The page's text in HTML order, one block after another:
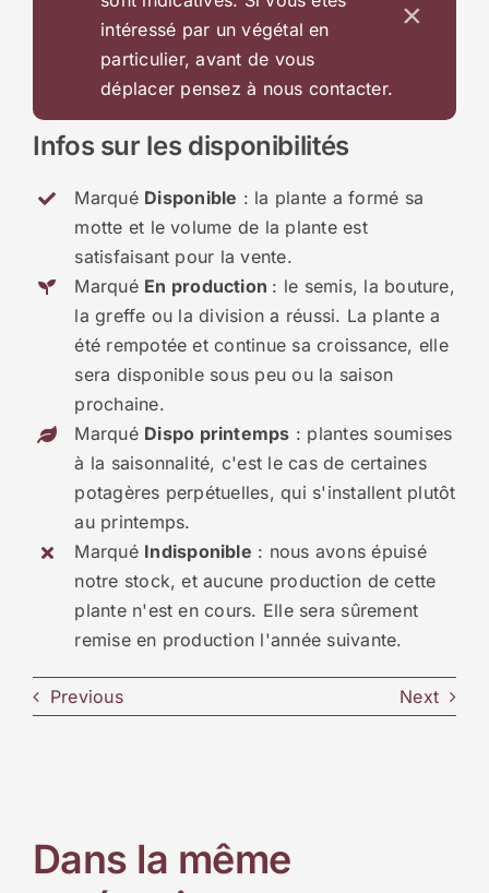
intéressé par un végétal en
particulier, avant de vous
déplacer pensez à nous contacter.
×
Infos sur les disponibilités
Marqué Disponible : la plante a formé sa
motte et le volume de la plante est
satisfaisant pour la vente.
Marqué En production : le semis, la bouture,
la greffe ou la division a réussi. La plante a
été rempotée et continue sa croissance, elle
sera disponible sous peu ou la saison
prochaine.
Marqué Dispo printemps : plantes soumises
à la saisonnalité, c'est le cas de certaines
potagères perpétuelles, qui s'installent plutôt
au printemps.
Marqué Indisponible : nous avons épuisé
notre stock, et aucune production de cette
plante n'est en cours. Elle sera sûrement
remise en production l'année suivante.
Previous Next
Dans la même